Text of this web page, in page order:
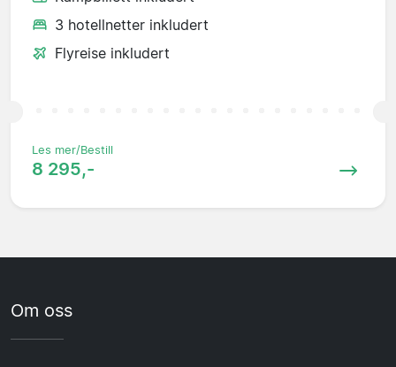
3 hotellnetter inkludert
Flyreise inkludert
Les mer/Bestill
8 295,-
Om oss